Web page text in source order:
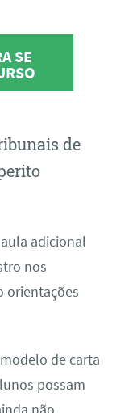
SE
de
adicional
nos
orientações
de carta
possam